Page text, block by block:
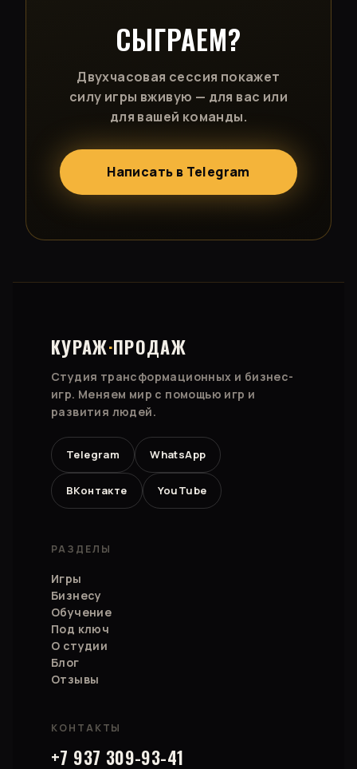
СЫГРАЕМ?
Двухчасовая сессия покажет
силу игры вживую — для вас или
для вашей команды.
Написать в Telegram
КУРАЖ·ПРОДАЖ
Студия трансформационных и бизнес-
игр. Меняем мир с помощью игр и
развития людей.
Telegram WhatsApp
ВКонтакте YouTube
РАЗДЕЛЫ
Игры
Бизнесу
Обучение
Под ключ
О студии
Блог
Отзывы
КОНТАКТЫ
+7 937 309-93-41